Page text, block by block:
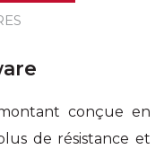
conçue en
de résistance et